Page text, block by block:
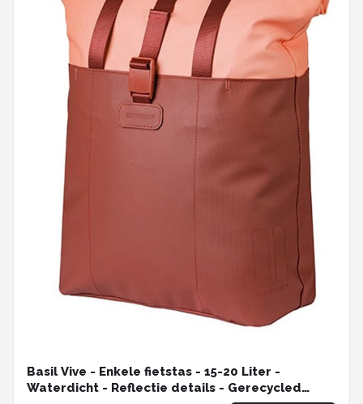
Basil Vive - Enkele fietstas - 15-20 Liter -
Waterdicht - Reflectie details - Gerecycled